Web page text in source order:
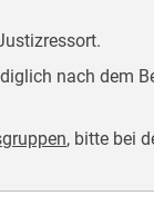
nach dem
, bitte bei